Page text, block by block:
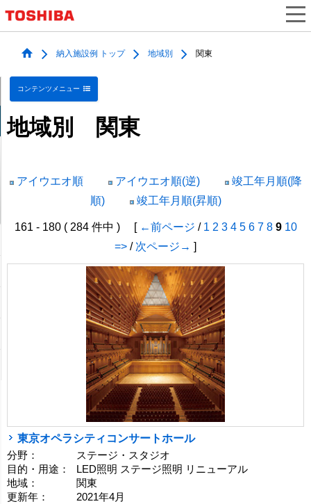
納入施設例 トップ 地域別 関東
コンテンツメニュー
地域別 関東
アイウエオ順 アイウエオ順(逆)
竣工年月順(降
順)
竣工年月順(昇順)
161 - 180 ( 284 件中 ) [ ←前ページ / 1 2 3 4 5 6 7 8 9 10
=> / 次ページ→ ]
東京オペラシティコンサートホール
分野：
ステージ・スタジオ
目的・用途：
LED照明 ステージ照明 リニューアル
地域：
関東
更新年：
2021年4月